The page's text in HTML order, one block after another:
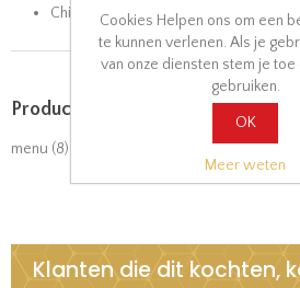
Chinese familie (Zeevruchten, vlees
Product tags
menu (8)
Klanten die dit kochten,
Cookies Helpen ons om een
te kunnen verlenen. Als je
van onze diensten stem je
gebruiken.
OK
Meer weten